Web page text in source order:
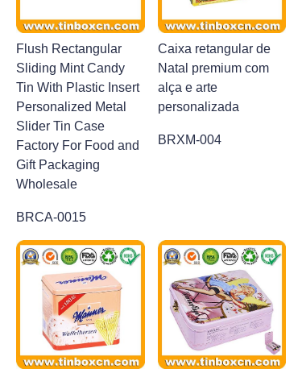
Flush Rectangular
Sliding Mint Candy
Tin With Plastic Insert
Personalized Metal
Slider Tin Case
Factory For Food and
Gift Packaging
Wholesale
BRCA-0015
Caixa retangular de
Natal premium com
alça e arte
personalizada
BRXM-004